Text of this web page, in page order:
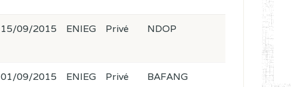
15/09/2015 ENIEG Privé NDOP
01/09/2015 ENIEG Privé BAFANG